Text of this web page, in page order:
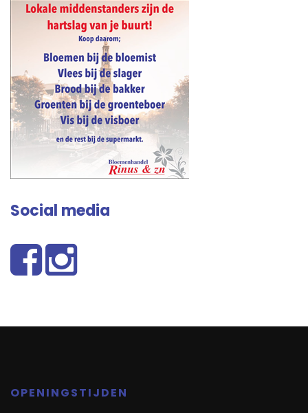
Social media
OPENINGSTIJDEN